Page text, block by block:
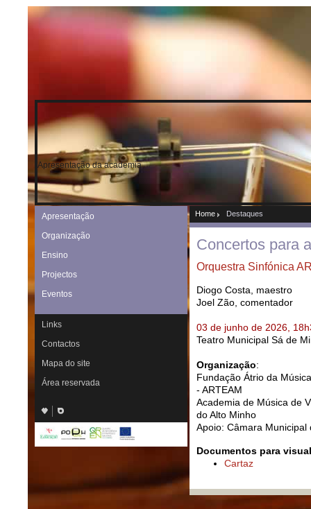
Apresentação da academia
Apresentação
Organização
Ensino
Projectos
Eventos
Links
Contactos
Mapa do site
Área reservada
Home Destaques
Concertos para
Orquestra Sinfónica
Diogo Costa, maestro
Joel Zão, comentador
03 de junho de 2026,
Teatro Municipal Sá de
Organização:
Fundação Átrio da
- ARTEAM
Academia de Música de
do Alto Minho
Apoio: Câmara Municipal
Documentos para
Cartaz